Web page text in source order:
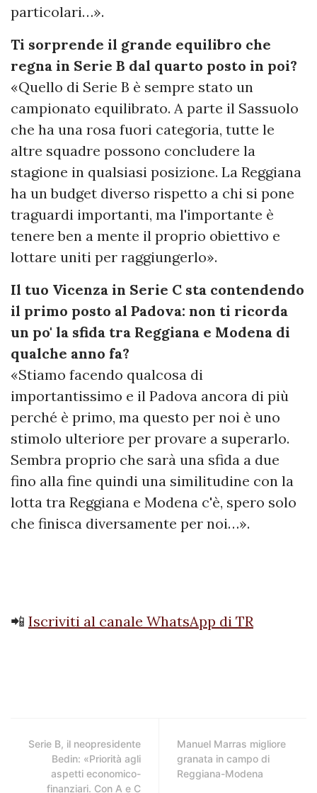
particolari…».
Ti sorprende il grande equilibro che
regna in Serie B dal quarto posto in poi?
«Quello di Serie B è sempre stato un
campionato equilibrato. A parte il Sassuolo
che ha una rosa fuori categoria, tutte le
altre squadre possono concludere la
stagione in qualsiasi posizione. La Reggiana
ha un budget diverso rispetto a chi si pone
traguardi importanti, ma l'importante è
tenere ben a mente il proprio obiettivo e
lottare uniti per raggiungerlo».
Il tuo Vicenza in Serie C sta contendendo
il primo posto al Padova: non ti ricorda
un po' la sfida tra Reggiana e Modena di
qualche anno fa?
«Stiamo facendo qualcosa di
importantissimo e il Padova ancora di più
perché è primo, ma questo per noi è uno
stimolo ulteriore per provare a superarlo.
Sembra proprio che sarà una sfida a due
fino alla fine quindi una similitudine con la
lotta tra Reggiana e Modena c'è, spero solo
che finisca diversamente per noi…».
📲 Iscriviti al canale WhatsApp di TR
Serie B, il neopresidente
Bedin: «Priorità agli
aspetti economico-
finanziari. Con A e C
Manuel Marras migliore
granata in campo di
Reggiana-Modena